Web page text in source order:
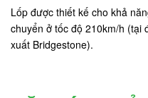
Lốp được thiết kế cho khả
chuyển ở tốc độ 210km/h (tại
xuất Bridgestone).